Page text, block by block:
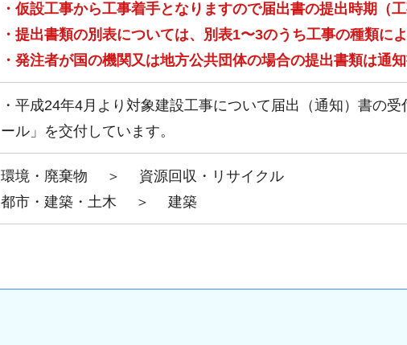
・仮設工事から工事着手となりますので届出書の提出時期（
・提出書類の別表については、別表1〜3のうち工事の種類に
・発注者が国の機関又は地方公共団体の場合の提出書類は通
・平成24年4月より対象建設工事について届出（通知）書の
ール」を交付しています。
環境・廃棄物 ＞
資源回収・リサイクル
都市・建築・土木
＞ 建築